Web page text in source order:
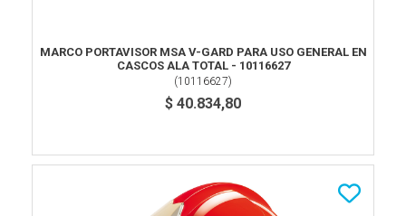
MARCO PORTAVISOR MSA V-GARD PARA USO GENERAL EN
CASCOS ALA TOTAL - 10116627
(10116627)
$ 40.834,80